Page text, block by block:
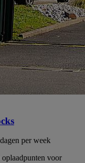
per week
oplaadpunten voor